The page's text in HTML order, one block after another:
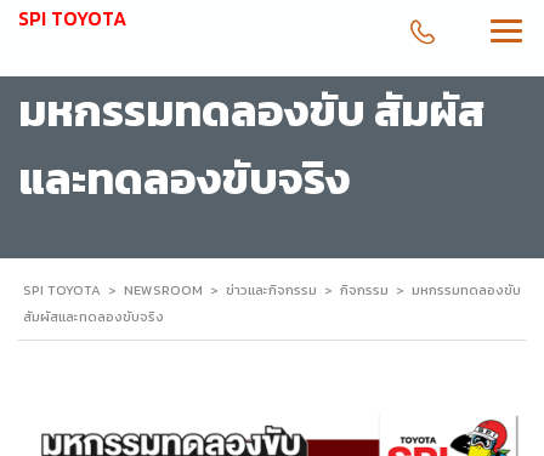
SPI TOYOTA
มหกรรมทดลองขับ สัมผัส
และทดลองขับจริง
SPI TOYOTA > NEWSROOM > ข่าวและกิจกรรม > กิจกรรม > มหกรรมทดลองขับ
สัมผัสและทดลองขับจริง